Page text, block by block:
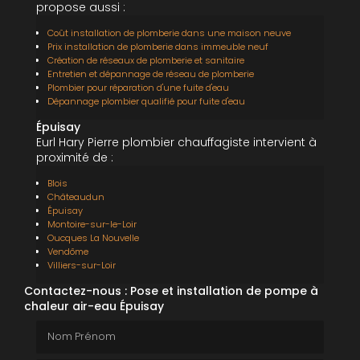
propose aussi :
Coût installation de plomberie dans une maison neuve
Prix installation de plomberie dans immeuble neuf
Création de réseaux de plomberie et sanitaire
Entretien et dépannage de réseau de plomberie
Plombier pour réparation d'une fuite d'eau
Dépannage plombier qualifié pour fuite d'eau
Épuisay
Eurl Hary Pierre plombier chauffagiste intervient à
proximité de :
Blois
Châteaudun
Épuisay
Montoire-sur-le-Loir
Oucques La Nouvelle
Vendôme
Villiers-sur-Loir
Contactez-nous : Pose et installation de pompe à
chaleur air-eau Épuisay